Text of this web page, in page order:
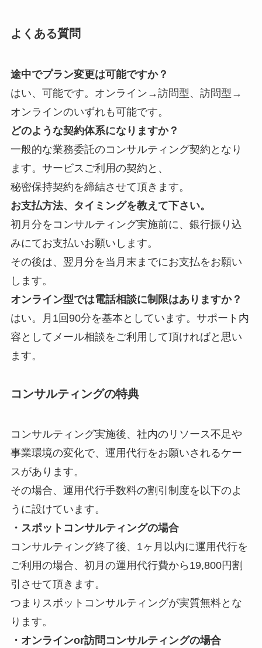
よくある質問
途中でプラン変更は可能ですか？
はい、可能です。オンライン→訪問型、訪問型→
オンラインのいずれも可能です。
どのような契約体系になりますか？
一般的な業務委託のコンサルティング契約となり
ます。サービスご利用の契約と、
秘密保持契約を締結させて頂きます。
お支払方法、タイミングを教えて下さい。
初月分をコンサルティング実施前に、銀行振り込
みにてお支払いお願いします。
その後は、翌月分を当月末までにお支払をお願い
します。
オンライン型では電話相談に制限はありますか？
はい。月1回90分を基本としています。サポート内
容としてメール相談をご利用して頂ければと思い
ます。
コンサルティングの特典
コンサルティング実施後、社内のリソース不足や
事業環境の変化で、運用代行をお願いされるケー
スがあります。
その場合、運用代行手数料の割引制度を以下のよ
うに設けています。
・スポットコンサルティングの場合
コンサルティング終了後、1ヶ月以内に運用代行を
ご利用の場合、初月の運用代行費から19,800円割
引させて頂きます。
つまりスポットコンサルティングが実質無料とな
ります。
・オンラインor訪問コンサルティングの場合